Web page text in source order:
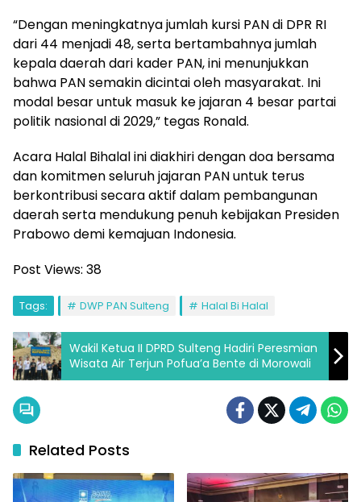
“Dengan meningkatnya jumlah kursi PAN di DPR RI
dari 44 menjadi 48, serta bertambahnya jumlah
kepala daerah dari kader PAN, ini menunjukkan
bahwa PAN semakin dicintai oleh masyarakat. Ini
modal besar untuk masuk ke jajaran 4 besar partai
politik nasional di 2029,” tegas Ronald.
Acara Halal Bihalal ini diakhiri dengan doa bersama
dan komitmen seluruh jajaran PAN untuk terus
berkontribusi secara aktif dalam pembangunan
daerah serta mendukung penuh kebijakan Presiden
Prabowo demi kemajuan Indonesia.
Post Views: 38
Tags: DWP PAN Sulteng Halal Bi Halal
Wakil Ketua II DPRD Sulteng Hadiri Peresmian
Wisata Air Terjun Pofua’a Bente di Morowali
Related Posts